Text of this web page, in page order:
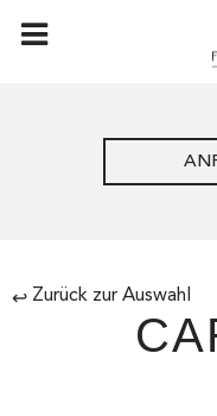
↩ Zurück zur Auswahl